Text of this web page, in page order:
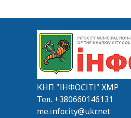
КНП "ІНФОСІТІ" ХМР
Тел. +380660146131
me.infocity@ukr.net